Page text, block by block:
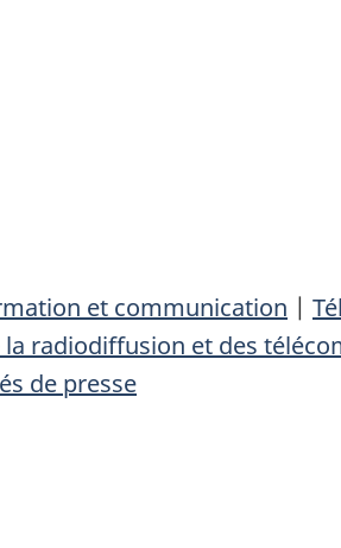
et communication |
la radiodiffusion et des
de presse